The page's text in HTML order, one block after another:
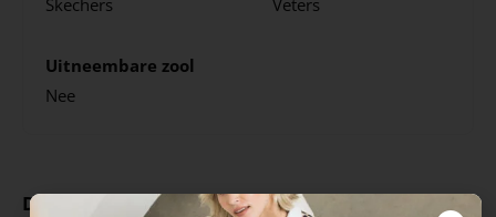
Uitneembare zool
Nee
Deze producten ga je leuk vinden